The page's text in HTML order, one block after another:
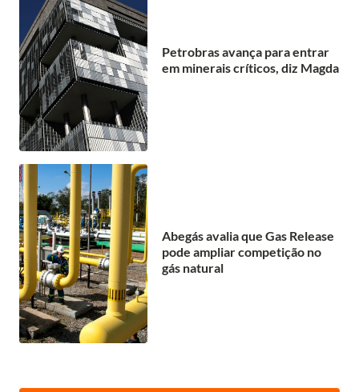
Petrobras avança para entrar
em minerais críticos, diz Magda
Abegás avalia que Gas Release
pode ampliar competição no
gás natural